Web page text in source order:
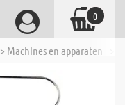
> Machines en apparaten
0